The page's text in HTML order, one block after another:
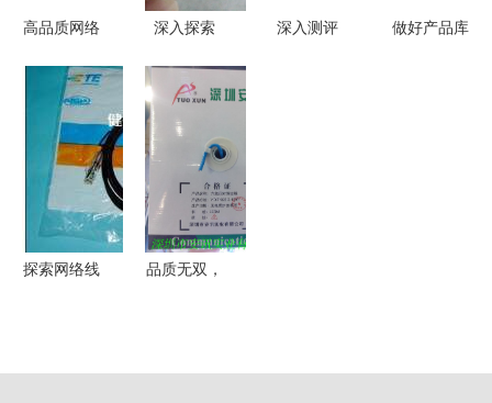
高品质网络
家电智能家
居体验？
——来自第
28页的热议
使用报告
深入探索
Diffusion AI
图像生成的
艺术与科学
深入测评
做好产品库
探索网络线
品质无双，